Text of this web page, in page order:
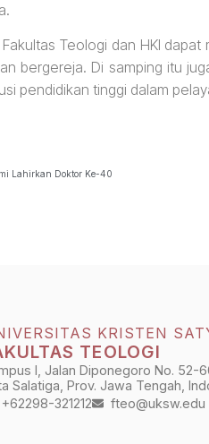
Teologi dan HKI
bergereja. Di samping itu
pendidikan tinggi dalam
Lahirkan Doktor Ke-40
KRISTEN
TEOLOGI
I, Jalan Diponegoro No. 52-
Salatiga, Prov. Jawa Tengah,
+62298-321212
fteo@uksw.edu